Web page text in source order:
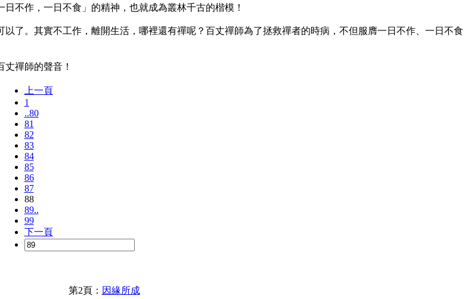
作，一日不食」的精神，也就成為叢林千古的楷模！
。其實不工作，離開生活，哪裡還有禪呢？百丈禪師為了拯救禪者的時病，不但服膺一日不作、一日不食
禪師的聲音！
上一頁
1
..80
81
82
83
84
85
86
87
88
89..
99
下一頁
第2頁： 因緣所成